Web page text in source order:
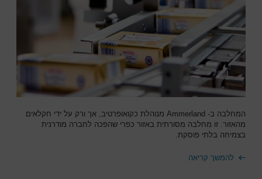
המחלבה ב- Ammerland מנוהלת כקואופרטיב, אך ורק על ידי חקלאים
מהאזור. זו מחלבה מסורתית באזור כפרי שהפכה לחברה מודרנית
בצמיחה בלתי פוסקת.
להמשך קריאה